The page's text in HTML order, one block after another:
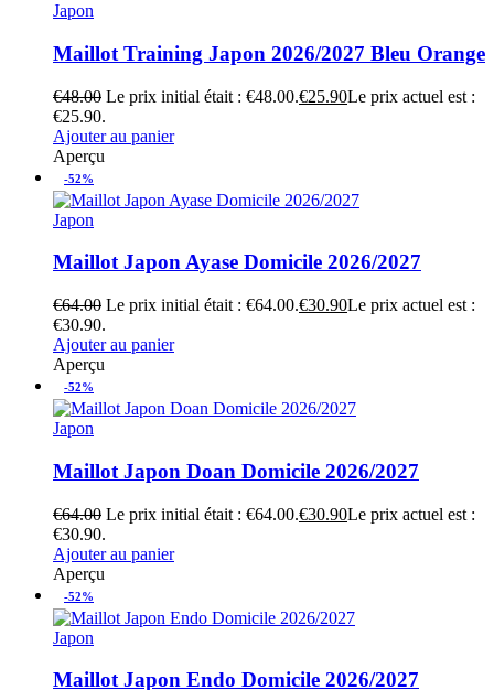
Japon
Maillot Training Japon 2026/2027 Bleu Orange
€48.00 Le prix initial était : €48.00.€25.90Le prix actuel est :
€25.90.
Ajouter au panier
Aperçu
-52%
Japon
Maillot Japon Ayase Domicile 2026/2027
€64.00 Le prix initial était : €64.00.€30.90Le prix actuel est :
€30.90.
Ajouter au panier
Aperçu
-52%
Japon
Maillot Japon Doan Domicile 2026/2027
€64.00 Le prix initial était : €64.00.€30.90Le prix actuel est :
€30.90.
Ajouter au panier
Aperçu
-52%
Japon
Maillot Japon Endo Domicile 2026/2027